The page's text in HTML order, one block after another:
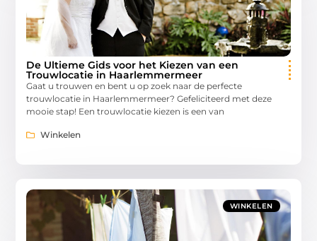
De Ultieme Gids voor het Kiezen van een
Trouwlocatie in Haarlemmermeer
Gaat u trouwen en bent u op zoek naar de perfecte
trouwlocatie in Haarlemmermeer? Gefeliciteerd met deze
mooie stap! Een trouwlocatie kiezen is een van
Winkelen
WINKELEN